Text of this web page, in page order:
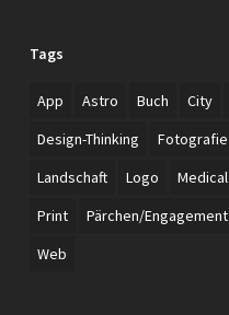
Tags
App Astro Buch City
Design-Thinking
Fotografie
Landschaft
Logo Medical
Print
Pärchen/Engagement
Web